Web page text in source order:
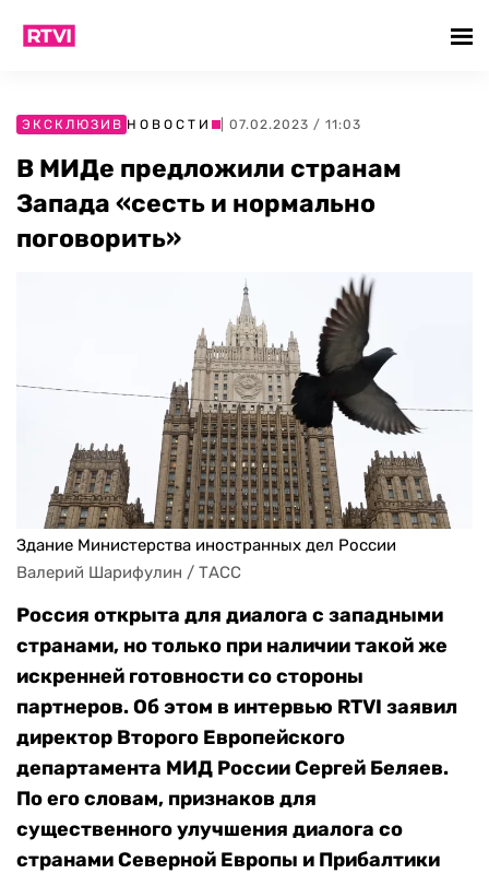
ЭКСКЛЮЗИВ НОВОСТИ | 07.02.2023 / 11:03
В МИДе предложили странам
Запада «сесть и нормально
поговорить»
Здание Министерства иностранных дел России
Валерий Шарифулин / ТАСС
Россия открыта для диалога с западными
странами, но только при наличии такой же
искренней готовности со стороны
партнеров. Об этом в интервью RTVI заявил
директор Второго Европейского
департамента МИД России Сергей Беляев.
По его словам, признаков для
существенного улучшения диалога со
странами Северной Европы и Прибалтики